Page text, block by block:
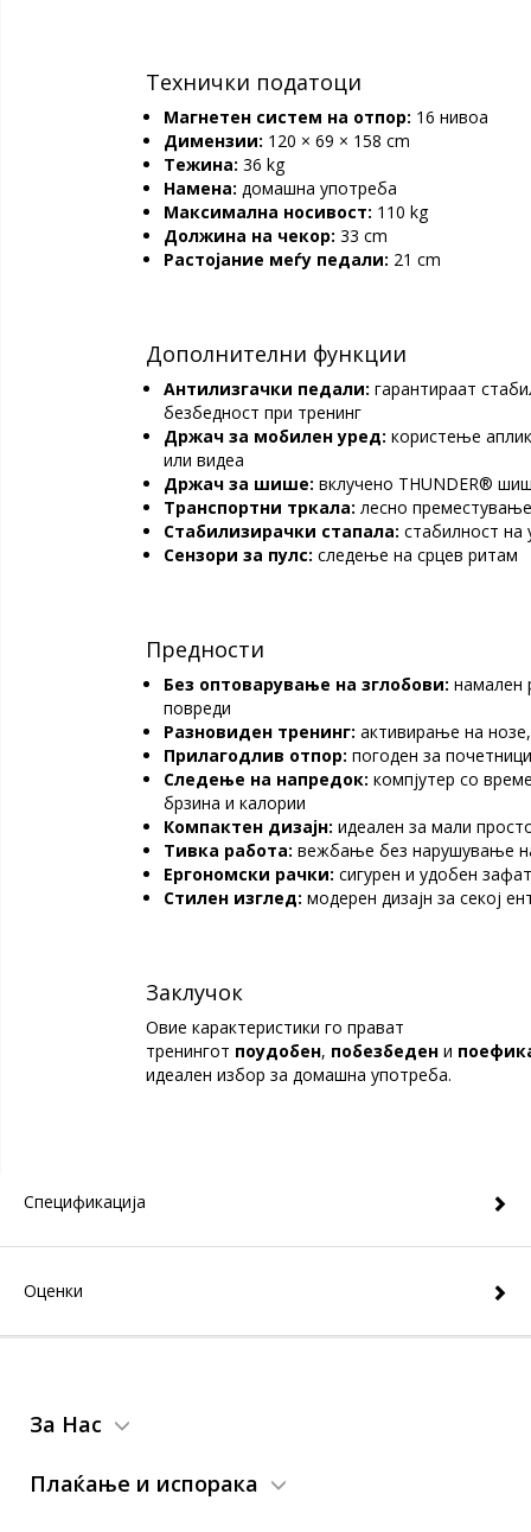
Технички податоци
Магнетен систем на отпор: 16 нивоа
Димензии: 120 × 69 × 158 cm
Тежина: 36 kg
Намена: домашна употреба
Максимална носивост: 110 kg
Должина на чекор: 33 cm
Растојание меѓу педали: 21 cm
Дополнителни функции
Антилизгачки педали: гарантираат
безбедност при тренинг
Држач за мобилен уред: користење
или видеа
Држач за шише: вклучено THUNDER®
Транспортни тркала: лесно
Стабилизирачки стапала: стабилност на
Сензори за пулс: следење на срцев ритам
Предности
Без оптоварување на зглобови: намален
повреди
Разновиден тренинг: активирање на
Прилагодлив отпор: погоден за
Следење на напредок: компјутер со
брзина и калории
Компактен дизајн: идеален за мали
Тивка работа: вежбање без нарушување
Ергономски рачки: сигурен и удобен зафат
Стилен изглед: модерен дизајн за секој
Заклучок
Овие карактеристики го прават
тренингот поудобен, побезбеден и
идеален избор за домашна употреба.
Спецификација
Оценки
За Нас
Плаќање и испорака